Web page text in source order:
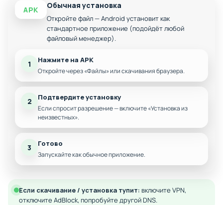
APK Обычная установка
Откройте файл — Android установит как
стандартное приложение (подойдёт любой
файловый менеджер).
1 Нажмите на APK
Откройте через «Файлы» или скачивания браузера.
2 Подтвердите установку
Если спросит разрешение — включите «Установка из
неизвестных».
3 Готово
Запускайте как обычное приложение.
Если скачивание / установка тупит: включите VPN,
отключите AdBlock, попробуйте другой DNS.